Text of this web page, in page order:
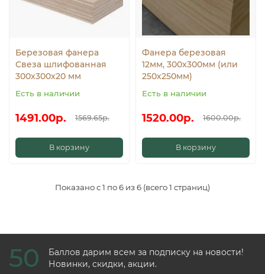
Березовая фанера
Свеза шлифованная
300х300х20 мм
Есть в наличии
1491.00р. 1569.65р.
В корзину
Фанера березовая
12мм, 300х300мм (или
250х250мм)
Есть в наличии
1520.00р. 1600.00р.
В корзину
Показано с 1 по 6 из 6 (всего 1 страниц)
50
Баллов дарим всем за подписку на новости!
Новинки, скидки, акции.